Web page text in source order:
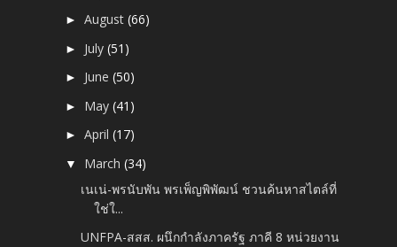
►August(66)
► July(51)
► June(50)
► May(41)
►April(17)
▼ March(34)
เนเน่-พรนับพัน พรเพ็ญพิพัฒน์ ชวนค้นหาสไตล์ที่
ใช่ใ...
UNFPA-สสส. ผนึกกำลังภาครัฐ ภาคี 8 หน่วยงาน